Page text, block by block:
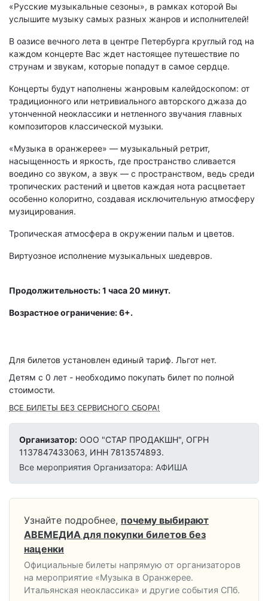
«Русские музыкальные сезоны», в рамках которой Вы
услышите музыку самых разных жанров и исполнителей!
В оазисе вечного лета в центре Петербурга круглый год на
каждом концерте Вас ждет настоящее путешествие по
струнам и звукам, которые попадут в самое сердце.
Концерты будут наполнены жанровым калейдоскопом: от
традиционного или нетривиального авторского джаза до
утонченной неоклассики и нетленного звучания главных
композиторов классической музыки.
«Музыка в оранжерее» — музыкальный ретрит,
насыщенность и яркость, где пространство сливается
воедино со звуком, а звук — с пространством, ведь среди
тропических растений и цветов каждая нота расцветает
особенно колоритно, создавая исключительную атмосферу
музицирования.
Тропическая атмосфера в окружении пальм и цветов.
Виртуозное исполнение музыкальных шедевров.
Продолжительность: 1 часа 20 минут.
Возрастное ограничение: 6+.
Для билетов установлен единый тариф. Льгот нет.
Детям с 0 лет - необходимо покупать билет по полной
стоимости.
ВСЕ БИЛЕТЫ БЕЗ СЕРВИСНОГО СБОРА!
Организатор: ООО "СТАР ПРОДАКШН", ОГРН
1137847433063, ИНН 7813574893.
Все мероприятия Организатора: АФИША
Узнайте подробнее, почему выбирают
АВЕМЕДИА для покупки билетов без
наценки
Официальные билеты напрямую от организаторов
на мероприятие «Музыка в Оранжерее.
Итальянская неоклассика» и другие события СПб.